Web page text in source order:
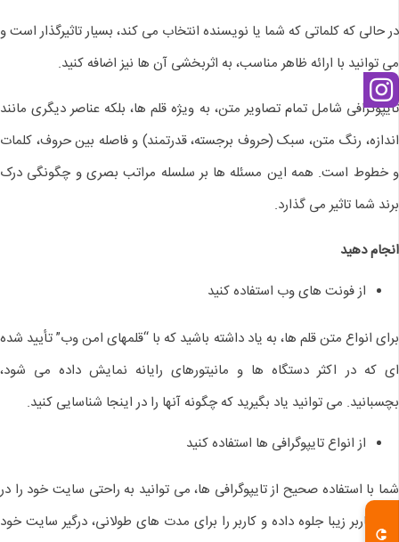
در حالی که کلماتی که شما یا نویسنده انتخاب می کند، بسیار تاثیرگذار است و
می توانید با ارائه ظاهر مناسب، به اثربخشی آن ها نیز اضافه کنید.
تایپوگرافی شامل تمام تصاویر متن، به ویژه قلم ها، بلکه عناصر دیگری مانند
اندازه، رنگ متن، سبک (حروف برجسته، قدرتمند) و فاصله بین حروف، کلمات
و خطوط است. همه این مسئله ها بر سلسله مراتب بصری و چگونگی درک
برند شما تاثیر می گذارد.
انجام دهید
از فونت های وب استفاده کنید
برای انواع متن قلم ها، به یاد داشته باشید که با “قلمهای امن وب” تأیید شده
ای که در اکثر دستگاه ها و مانیتورهای رایانه نمایش داده می شود،
بچسبانید. می توانید یاد بگیرید که چگونه آنها را در اینجا شناسایی کنید.
از انواع تایپوگرافی ها استفاده کنید
شما با استفاده صحیح از تایپوگرافی ها، می توانید به راحتی سایت خود را در
نگاه کاربر زیبا جلوه داده و کاربر را برای مدت های طولانی، درگیر سایت خود